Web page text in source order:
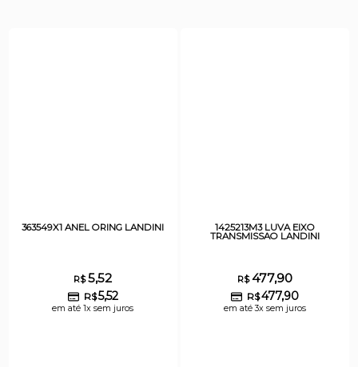
363549X1 ANEL ORING LANDINI
R$5,52
R$5,52
em até 1x sem juros
1425213M3 LUVA EIXO
TRANSMISSAO LANDINI
R$477,90
R$477,90
em até 3x sem juros